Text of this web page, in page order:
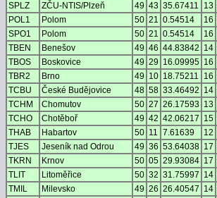
SPLZ
ZČU-NTIS/Plzeň 49 43 35.67411 13
POL1
Polom 50 21 0.54514 16
SPO1
Polom 50 21 0.54514 16
TBEN
Benešov 49 46 44.83842 14
TBOS
Boskovice 49 29 16.09995 16
TBR2
Brno 49 10 18.75211 16
TCBU
České Budějovice 48 58 33.46492 14
TCHM
Chomutov 50 27 26.17593 13
TCHO
Chotěboř 49 42 42.06217 15
THAB
Habartov 50 11 7.61639 12
TJES
Jeseník nad Odrou 49 36 53.64038 17
TKRN
Krnov 50 05 29.93084 17
TLIT
Litoměřice 50 32 31.75997 14
TMIL
Milevsko 49 26 26.40547 14